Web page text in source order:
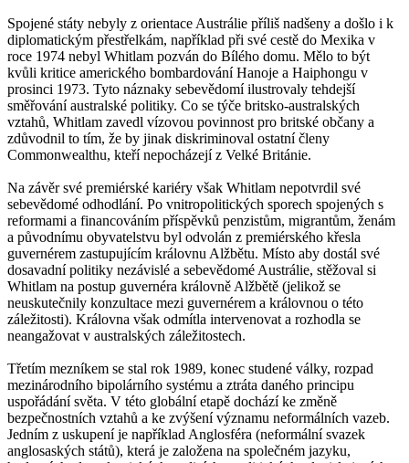
Spojené státy nebyly z orientace Austrálie příliš nadšeny a došlo i k
diplomatickým přestřelkám, například při své cestě do Mexika v
roce 1974 nebyl Whitlam pozván do Bílého domu. Mělo to být
kvůli kritice amerického bombardování Hanoje a Haiphongu v
prosinci 1973. Tyto náznaky sebevědomí ilustrovaly tehdejší
směřování australské politiky. Co se týče britsko-australských
vztahů, Whitlam zavedl vízovou povinnost pro britské občany a
zdůvodnil to tím, že by jinak diskriminoval ostatní členy
Commonwealthu, kteří nepocházejí z Velké Británie.
Na závěr své premiérské kariéry však Whitlam nepotvrdil své
sebevědomé odhodlání. Po vnitropolitických sporech spojených s
reformami a financováním příspěvků penzistům, migrantům, ženám
a původnímu obyvatelstvu byl odvolán z premiérského křesla
guvernérem zastupujícím královnu Alžbětu. Místo aby dostál své
dosavadní politiky nezávislé a sebevědomé Austrálie, stěžoval si
Whitlam na postup guvernéra královně Alžbětě (jelikož se
neuskutečnily konzultace mezi guvernérem a královnou o této
záležitosti). Královna však odmítla intervenovat a rozhodla se
neangažovat v australských záležitostech.
Třetím mezníkem se stal rok 1989, konec studené války, rozpad
mezinárodního bipolárního systému a ztráta daného principu
uspořádání světa. V této globální etapě dochází ke změně
bezpečnostních vztahů a ke zvýšení významu neformálních vazeb.
Jedním z uskupení je například Anglosféra (neformální svazek
anglosaských států), která je založena na společném jazyku,